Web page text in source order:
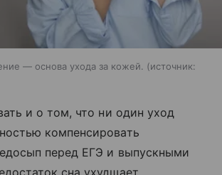
— основа ухода за кожей.
источник:
и о том, что ни один уход
компенсировать
перед ЕГЭ и выпускными
сна ухудшает